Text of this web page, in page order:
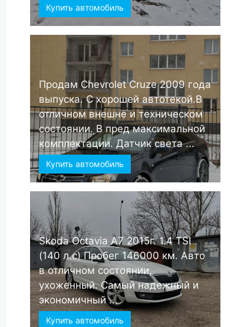
Купить автомобиль
Продам Chevrolet Cruze 2009 года
выпуска. С хорошей автотекой.В
отличном внешне и техническом
состоянии. В пред максимальной
комплектации. Датчик света ...
Купить автомобиль
Skoda Octavia А7 2015г. 1.4 TSI
(140 л.с) Пробег 146000 км. Авто
в отличном состоянии,
ухоженный. Самый надежный и
экономичный ...
Купить автомобиль